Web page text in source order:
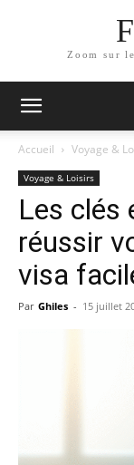
Zoom sur
Accueil Voyage &
Voyage & Loisirs
Les clés
réussir
visa
Par Ghiles - 15 juillet